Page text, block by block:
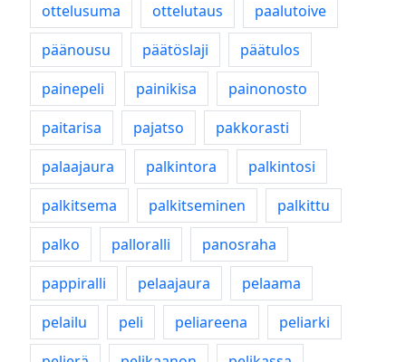
ottelusuma
ottelutaus
paalutoive
päänousu
päätöslaji
päätulos
painepeli
painikisa
painonosto
paitarisa
pajatso
pakkorasti
palaajaura
palkintora
palkintosi
palkitsema
palkitseminen
palkittu
palko
palloralli
panosraha
pappiralli
pelaajaura
pelaama
pelailu
peli peliareena
peliarki